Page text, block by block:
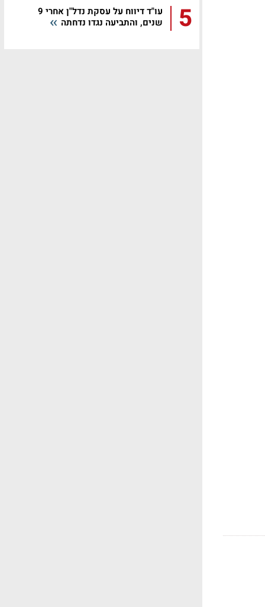
5
עו"ד דיווח על עסקת נדל"ן אחרי 9
שנים, והתביעה נגדו נדחתה